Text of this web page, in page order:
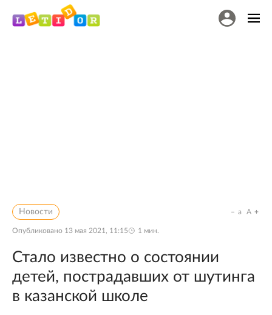
Новости
Опубликовано 13 мая 2021, 11:15 1 мин.
a A
Стало известно о состоянии
детей, пострадавших от шутинга
в казанской школе